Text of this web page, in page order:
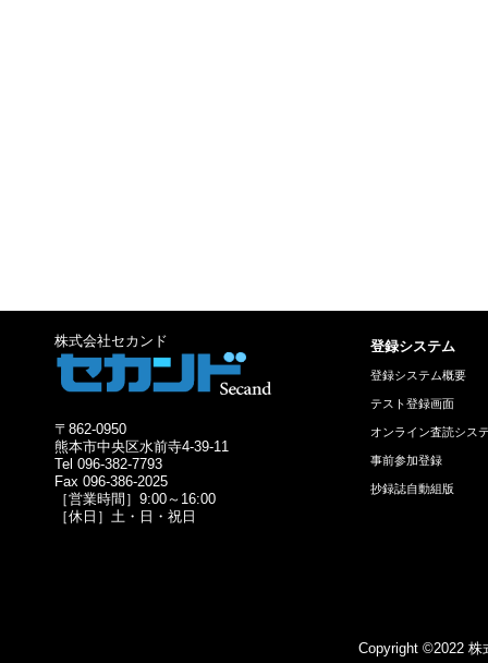
株式会社セカンド
〒862-0950
熊本市中央区水前寺4-39-11
Tel 096-382-7793
Fax 096-386-2025
［営業時間］9:00～16:00
［休日］土・日・祝日
登録システム
登録システム概要
テスト登録画面
オンライン査読シス
事前参加登録
抄録誌自動組版
Copyright ©2022 株